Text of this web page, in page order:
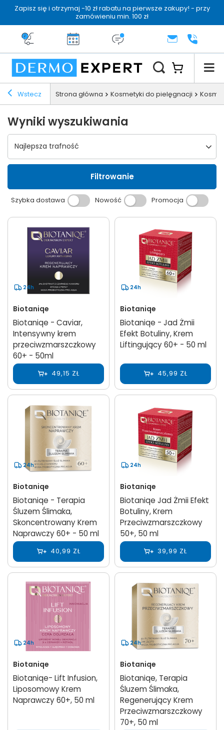
Zapisz się i otrzymaj -10 zł rabatu na pierwsze zakupy! - przy
zamówieniu min. 100 zł
Darmowa dostawa od 199 zł
14 dni na zwrotDermo konsultacjaKONTAKT+48 222
Wstecz Strona główna Kosmetyki do pielęgnacji
Wyniki wyszukiwania
Wybierz sortowanie
Najlepsza trafność
Filtrowanie
Szybka dostawa Nowość Promocja
24h
Biotaniqe
Biotaniqe - Caviar,
Intensywny krem
przeciwzmarszczkowy
60+ - 50ml
49,15 ZŁ
24h
Biotaniqe
Biotaniqe - Jad Żmii
Efekt Botuliny, Krem
Liftingujący 60+ - 50 ml
45,99 ZŁ
24h
Biotaniqe
Biotaniqe - Terapia
Śluzem Ślimaka,
Skoncentrowany Krem
Naprawczy 60+ - 50 ml
40,99 ZŁ
24h
Biotaniqe
Biotaniqe Jad Żmii Efekt
Botuliny, Krem
Przeciwzmarszczkowy
50+, 50 ml
39,99 ZŁ
24h
Biotaniqe
Biotaniqe- Lift Infusion,
Liposomowy Krem
Naprawczy 60+, 50 ml
24h
Biotaniqe
Biotaniqe, Terapia
Śluzem Ślimaka,
Regenerujący Krem
Przeciwzmarszczkowy
70+, 50 ml